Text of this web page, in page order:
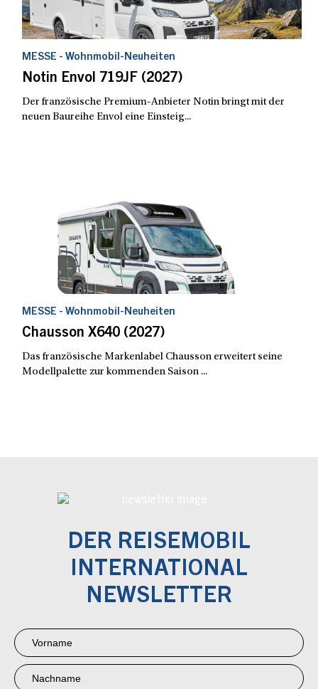
MESSE - Wohnmobil-Neuheiten
Notin Envol 719JF (2027)
Der französische Premium-Anbieter Notin bringt mit der
neuen Baureihe Envol eine Einsteig...
MESSE - Wohnmobil-Neuheiten
Chausson X640 (2027)
Das französische Markenlabel Chausson erweitert seine
Modellpalette zur kommenden Saison ...
DER REISEMOBIL
INTERNATIONAL
NEWSLETTER
Newsletter
Anmeldung
RMI